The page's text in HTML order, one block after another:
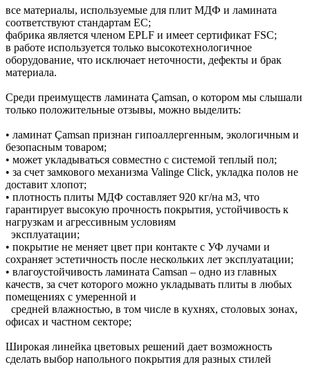
все материалы, используемые для плит МДФ и ламината
соответствуют стандартам ЕС;
фабрика является членом EPLF и имеет сертификат FSC;
в работе используется только высокотехнологичное
оборудование, что исключает неточности, дефекты и брак
материала.
Среди преимуществ ламината Çamsan, о котором мы слышали
только положительные отзывы, можно выделить:
• ламинат Çamsan признан гипоаллергенным, экологичным и
безопасным товаром;
• может укладываться совместно с системой теплый пол;
• за счет замкового механизма Valinge Click, укладка полов не
доставит хлопот;
• плотность плиты МДФ составляет 920 кг/на м3, что
гарантирует высокую прочность покрытия, устойчивость к
нагрузкам и агрессивным условиям
эксплуатации;
• покрытие не меняет цвет при контакте с УФ лучами и
сохраняет эстетичность после нескольких лет эксплуатации;
• влагоустойчивость ламината Camsan – одно из главных
качеств, за счет которого можно укладывать плиты в любых
помещениях с умеренной и
средней влажностью, в том числе в кухнях, столовых зонах,
офисах и частном секторе;
Широкая линейка цветовых решений дает возможность
сделать выбор напольного покрытия для разных стилей